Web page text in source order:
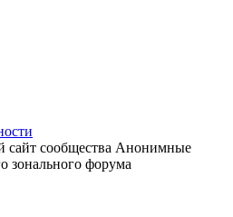
сообщества Анонимные
зонального форума